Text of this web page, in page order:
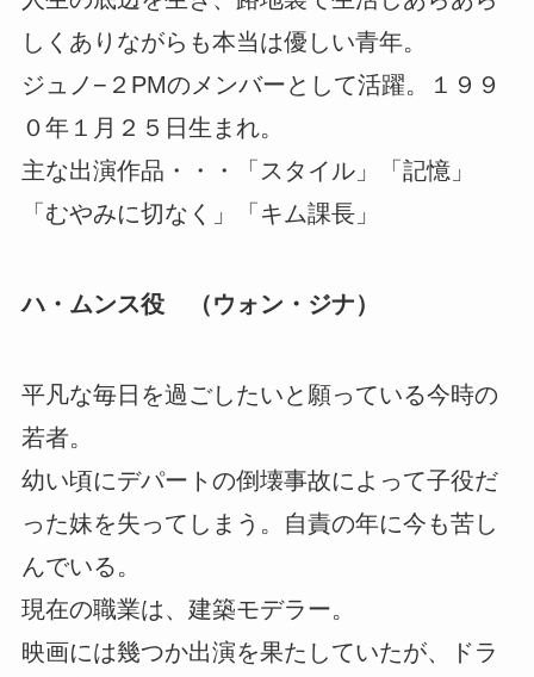
しくありながらも本当は優しい青年。
ジュノ−２PMのメンバーとして活躍。１９９
０年１月２５日生まれ。
主な出演作品・・・「スタイル」「記憶」
「むやみに切なく」「キム課長」
ハ・ムンス役 （ウォン・ジナ）
平凡な毎日を過ごしたいと願っている今時の
若者。
幼い頃にデパートの倒壊事故によって子役だ
った妹を失ってしまう。自責の年に今も苦し
んでいる。
現在の職業は、建築モデラー。
映画には幾つか出演を果たしていたが、ドラ